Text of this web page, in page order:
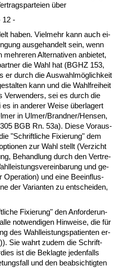
über
12 -
ha­ben. Viel­mehr kann auch ei­
aus­ge­han­delt sein, wenn
Al­ter­na­ti­ven an­bie­tet,
die Wahl hat (BGHZ 153,
er durch die Aus­wahlmöglich­keit
kann und die Wahl­frei­heit
Ver­wen­ders, sei es durch die
in an­de­rer Wei­se über­la­gert
in Ul­mer/Brand­ner/Hen­sen,
BGB Rn. 53a). Die­se Vor­aus­
"Schrift­li­che Fi­xie­rung" dem
zur Wahl stellt (Ver­zicht
Be­hand­lung durch den Ver­tre­
und ge­
Ope­ra­ti­on) und ei­ne Be­ein­flus­
der Va­ri­an­ten zu ent­schei­den,
Fi­xie­rung" den An­for­de­run­
not­wen­di­gen Hin­wei­se, die für
des Wahl­leis­tungs­pa­ti­en­ten er­
Sie wahrt zu­dem die Schrift­
ist die Be­klag­te je­den­falls
und den be­ab­sich­tig­ten